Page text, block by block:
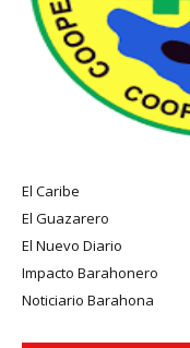
El Caribe
El Guazarero
El Nuevo Diario
Impacto Barahonero
Noticiario Barahona